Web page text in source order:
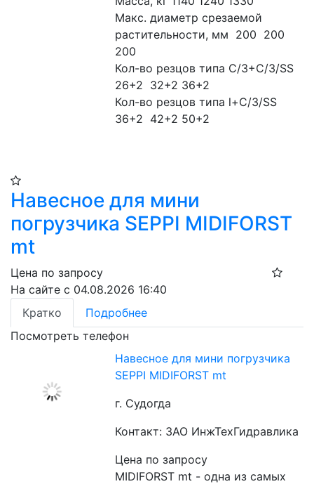
Макс. диаметр срезаемой
растительности, мм  200  200
200
Кол-во резцов типа С/3+С/3/SS
26+2  32+2 36+2
Кол-во резцов типа l+С/3/SS
36+2  42+2 50+2
Навесное для мини
погрузчика SEPPI MIDIFORST
mt
Цена по запросу
На сайте с 04.08.2026 16:40
Кратко
Подробнее
Посмотреть телефон
Навесное для мини погрузчика
SEPPI MIDIFORST mt
г. Судогда
Контакт: ЗАО ИнжТехГидравлика
Цена по запросу
MIDIFORST mt - одна из самых